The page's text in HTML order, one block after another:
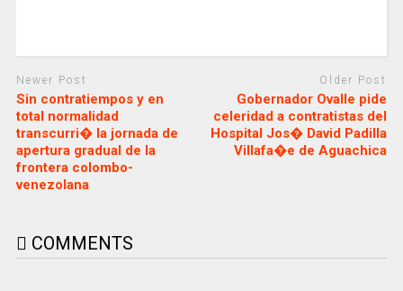
Newer Post
Sin contratiempos y en
total normalidad
transcurri� la jornada de
apertura gradual de la
frontera colombo-
venezolana
Older Post
Gobernador Ovalle pide
celeridad a contratistas del
Hospital Jos� David Padilla
Villafa�e de Aguachica
COMMENTS